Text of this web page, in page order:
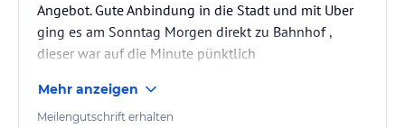
Angebot. Gute Anbindung in die Stadt und mit Uber
ging es am Sonntag Morgen direkt zu Bahnhof ,
dieser war auf die Minute pünktlich
Mehr anzeigen
Meilengutschrift erhalten